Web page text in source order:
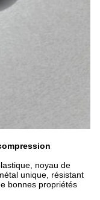
noyau de
unique, résistant
bonnes propriétés